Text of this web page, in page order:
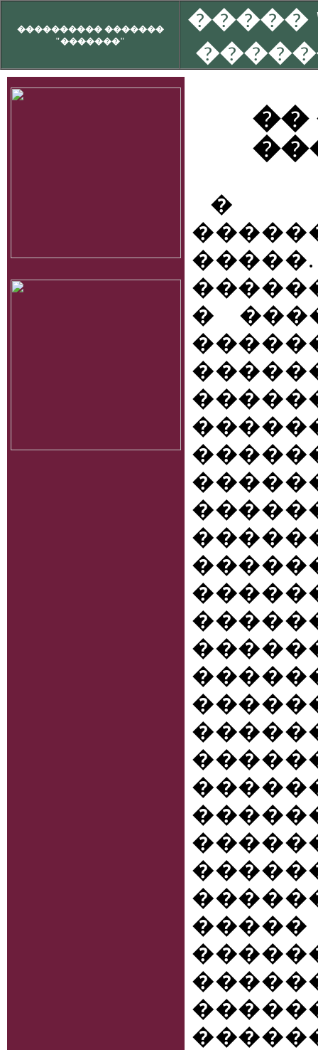
���������� �������
"�������"
�����
��
�
�